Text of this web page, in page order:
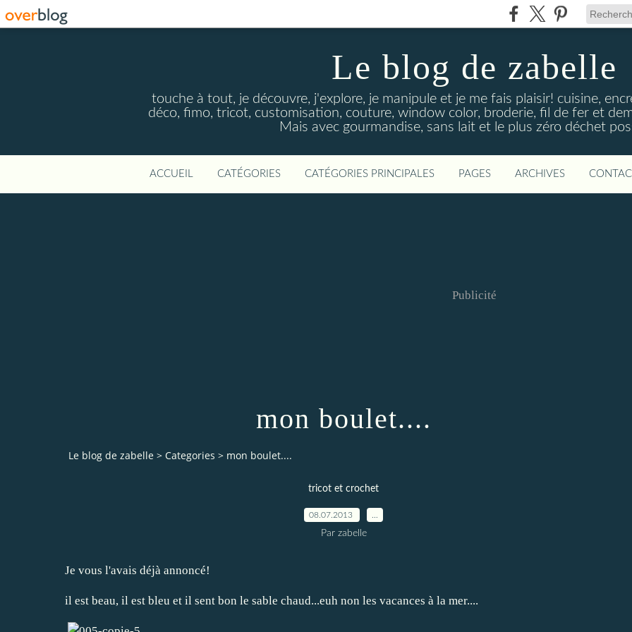
Le blog de zabelle
touche à tout, je découvre, j'explore, je manipule et je me fais plaisir! cuisine,
déco, fimo, tricot, customisation, couture, window color, broderie, fil de fer et
Mais avec gourmandise, sans lait et le plus zéro déchet
ACCUEIL CATÉGORIES CATÉGORIES PRINCIPALES PAGES ARCHIVES
Publicité
mon boulet....
Le blog de zabelle > Categories > mon boulet....
tricot et crochet
08.07.2013
Par zabelle
Je vous l'avais déjà annoncé!
il est beau, il est bleu et il sent bon le sable chaud...euh non les vacances à la mer....